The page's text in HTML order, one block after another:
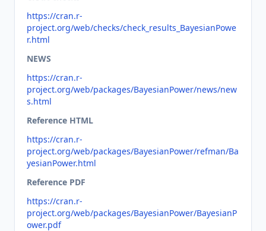
https://cran.r-
project.org/web/checks/check_results_BayesianPowe
r.html
NEWS
https://cran.r-
project.org/web/packages/BayesianPower/news/new
s.html
Reference HTML
https://cran.r-
project.org/web/packages/BayesianPower/refman/Ba
yesianPower.html
Reference PDF
https://cran.r-
project.org/web/packages/BayesianPower/BayesianP
ower.pdf